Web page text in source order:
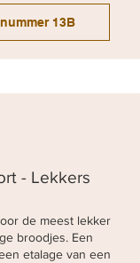
13B
- Lekkers
de meest lekker
broodjes. Een
etalage van een